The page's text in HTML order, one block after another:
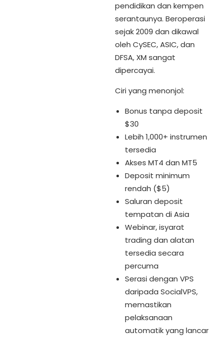
pendidikan dan kempen
serantaunya. Beroperasi
sejak 2009 dan dikawal
oleh CySEC, ASIC, dan
DFSA, XM sangat
dipercayai.
Ciri yang menonjol:
Bonus tanpa deposit
$30
Lebih 1,000+ instrumen
tersedia
Akses MT4 dan MT5
Deposit minimum
rendah ($5)
Saluran deposit
tempatan di Asia
Webinar, isyarat
trading dan alatan
tersedia secara
percuma
Serasi dengan VPS
daripada SocialVPS,
memastikan
pelaksanaan
automatik yang lancar